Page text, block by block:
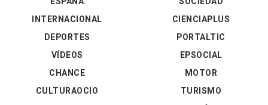
INTERNACIONAL
DEPORTES
VÍDEOS
CIENCIAPLUS
PORTALTIC
EPSOCIAL
CHANCE
CULTURAOCIO
MOTOR
TURISMO